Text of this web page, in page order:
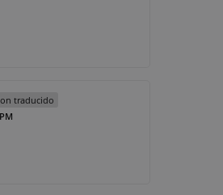
traducido